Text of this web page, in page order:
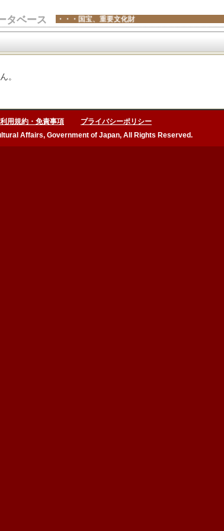
タベース ・・・国宝、重要文化財
。
利用規約・免責事項
プライバシーポリシー
Affairs, Government of Japan, All Rights Reserved.